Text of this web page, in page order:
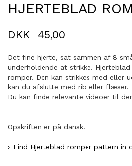
HJERTEBLAD
DKK 45,00
Det fine hjerte, sat sammen af 8
underholdende at strikke.
romper. Den kan strikkes med eller
kan du afslutte med rib eller flæser.
Du kan finde relevante videoer til
Opskriften er på dansk.
Find Hjerteblad romper pattern in